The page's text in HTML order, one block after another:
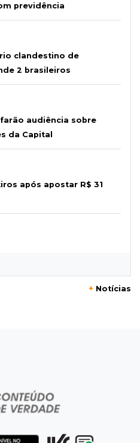
previdência
clandestino de
2 brasileiros
audiência sobre
da Capital
após apostar R$ 31
em desafio era
uma das feiras mais
+ Notícias